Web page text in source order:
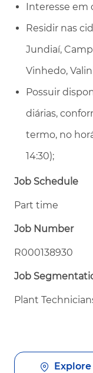
Interesse em
Residir nas
Jundiaí,
Vinhedo,
Possuir
diárias,
termo, no
14:30);
Job Schedule
Part time
Job Number
R000138930
Job
Plant